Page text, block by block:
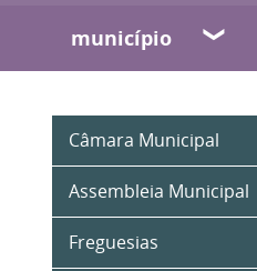
município
Câmara Municipal
Assembleia Municipal
Freguesias